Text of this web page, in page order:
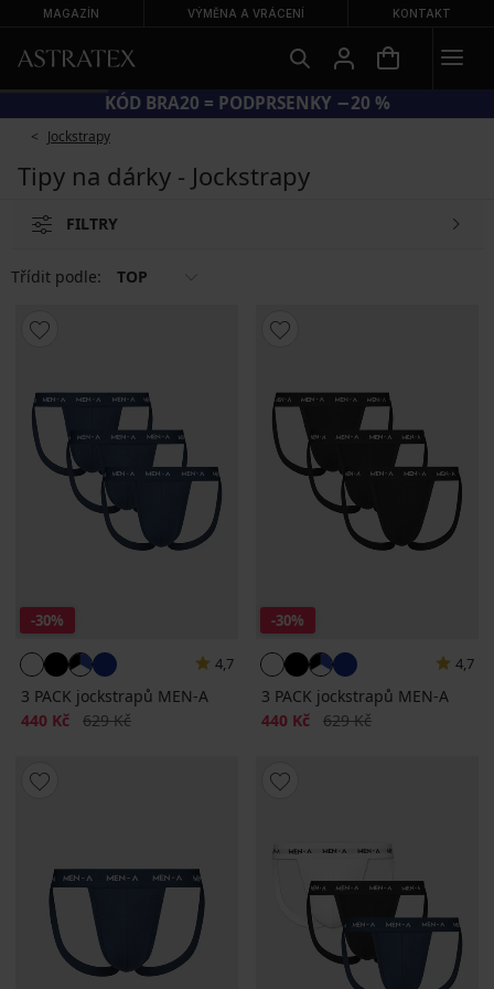
MAGAZÍN VÝMĚNA A VRÁCENÍ KONTAKT
KÓD BRA20 = PODPRSENKY −20 %
Jockstrapy
Tipy na dárky - Jockstrapy
FILTRY
Třídit podle: TOP
-30%
4,7
3 PACK jockstrapů MEN-A
Sleva
440 Kč Původní cena
629 Kč
-30%
4,7
3 PACK jockstrapů MEN-A
Sleva
440 Kč Původní cena
629 Kč